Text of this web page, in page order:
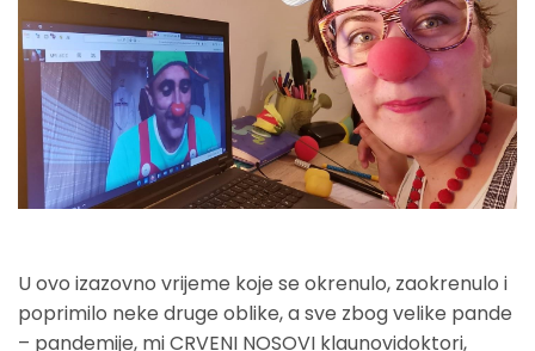
U ovo izazovno vrijeme koje se okrenulo, zaokrenulo i
poprimilo neke druge oblike, a sve zbog velike pande
– pandemije, mi CRVENI NOSOVI klaunovidoktori,